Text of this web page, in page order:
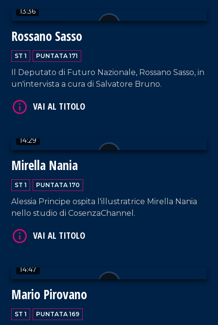
13:36
Rossano Sasso
ST 1 PUNTATA 171
Il Deputato di Futuro Nazionale, Rossano Sasso, in
un'intervista a cura di Salvatore Bruno.
14:29
Mirella Nania
ST 1 PUNTATA 170
Alessia Principe ospita l'illustratrice Mirella Nania
nello studio di CosenzaChannel.
14:47
Mario Pirovano
ST 1 PUNTATA 169
VAI AL TITOLO
VAI AL TITOLO
VAI AL TITOLO